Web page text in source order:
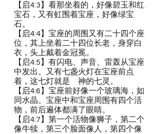
【启4:3】看那坐着的，好像碧玉和红
宝石，又有虹围着宝座，好像绿宝
石。
【启4:4】宝座的周围又有二十四个座
位，其上坐着二十四位长老，身穿白
衣，头上戴着金冠冕。
【启4:5】有闪电、声音、雷轰从宝座
中发出。又有七盏火灯在宝座前点
着，这七灯就是　神的七灵。
【启4:6】宝座前好像一个玻璃海，如
同水晶。宝座中和宝座周围有四个活
物，前后遍体都满了眼睛。
【启4:7】第一个活物像狮子，第二个
像牛犊，第三个脸面像人，第四个像